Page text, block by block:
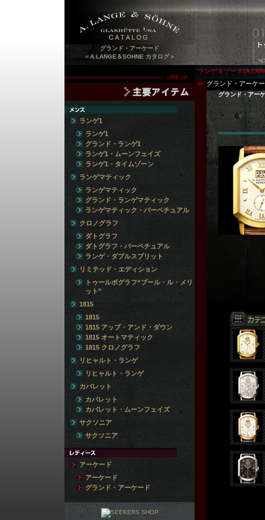
グランド・アーケード
＜A.LANGE＆SOHNE カタログ＞
ランゲ＆ゾーネ
グランド・アーケ
グランド・アー
ランゲ1
ランゲ1
グランド・ランゲ1
ランゲ1・ムーンフェイズ
ランゲ1・タイムゾーン
ランゲマティック
ランゲマティック
グランド・ランゲマティック
ランゲマティック・パーペチュアル
クロノグラフ
ダトグラフ
ダトグラフ・パーペチュアル
ランゲ・ダブルスプリット
リミテッド・エディション
トゥールボグラフ“プール・ル・メリ
ット”
1815
1815
1815 アップ・アンド・ダウン
1815 オートマティック
1815 クロノグラフ
リヒャルト・ランゲ
リヒャルト・ランゲ
カバレット
カバレット
カバレット・ムーンフェイズ
サクソニア
サクソニア
アーケード
アーケード
グランド・アーケード